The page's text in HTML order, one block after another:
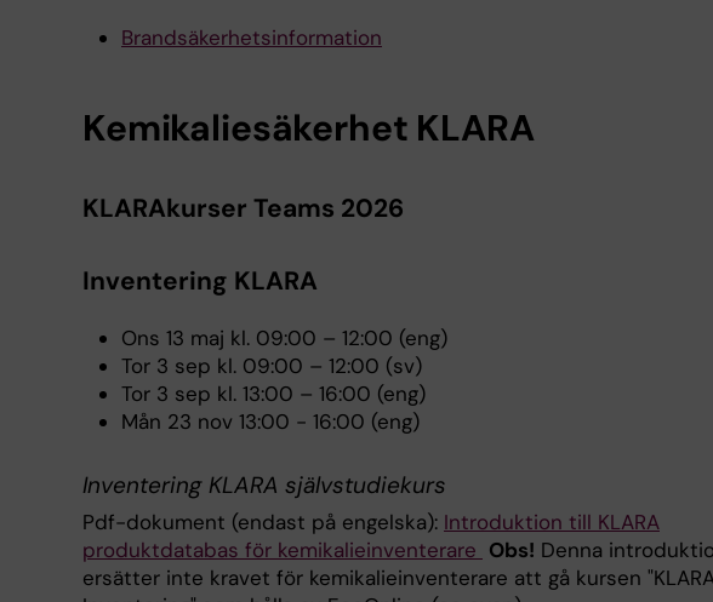
Brandsäkerhetsinformation
Kemikaliesäkerhet KLARA
KLARAkurser Teams 2026
Inventering KLARA
Ons 13 maj kl. 09:00 – 12:00 (eng)
Tor 3 sep kl. 09:00 – 12:00 (sv)
Tor 3 sep kl. 13:00 – 16:00 (eng)
Mån 23 nov 13:00 - 16:00 (eng)
Inventering KLARA självstudiekurs
Pdf-dokument (endast på engelska): Introduktion till KLARA
produktdatabas för kemikalieinventerare Obs! Denna
ersätter inte kravet för kemikalieinventerare att gå kursen